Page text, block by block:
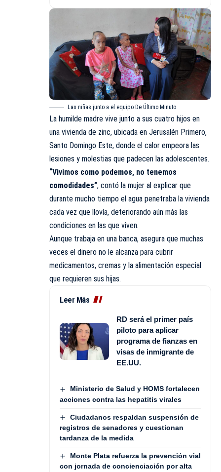
Las niñas junto a el equipo De Último Minuto
La humilde madre vive junto a sus cuatro hijos en
una vivienda de zinc, ubicada en Jerusalén Primero,
Santo Domingo Este, donde el calor empeora las
lesiones y molestias que padecen las adolescentes.
“Vivimos como podemos, no tenemos
comodidades”, contó la mujer al explicar que
durante mucho tiempo el agua penetraba la vivienda
cada vez que llovía, deteriorando aún más las
condiciones en las que viven.
Aunque trabaja en una banca, asegura que muchas
veces el dinero no le alcanza para cubrir
medicamentos, cremas y la alimentación especial
que requieren sus hijas.
Leer Más
RD será el primer país
piloto para aplicar
programa de fianzas en
visas de inmigrante de
EE.UU.
Ministerio de Salud y HOMS fortalecen
acciones contra las hepatitis virales
Ciudadanos respaldan suspensión de
registros de senadores y cuestionan
tardanza de la medida
Monte Plata refuerza la prevención vial
con jornada de concienciación por alta